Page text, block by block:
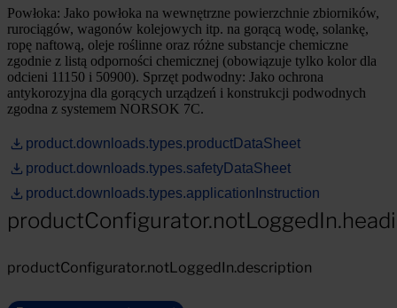
Powłoka: Jako powłoka na wewnętrzne powierzchnie zbiorników,
rurociągów, wagonów kolejowych itp. na gorącą wodę, solankę,
ropę naftową, oleje roślinne oraz różne substancje chemiczne
zgodnie z listą odporności chemicznej (obowiązuje tylko kolor dla
odcieni 11150 i 50900). Sprzęt podwodny: Jako ochrona
antykorozyjna dla gorących urządzeń i konstrukcji podwodnych
zgodna z systemem NORSOK 7C.
product.downloads.types.productDataSheet
product.downloads.types.safetyDataSheet
product.downloads.types.applicationInstruction
productConfigurator.notLoggedIn.description